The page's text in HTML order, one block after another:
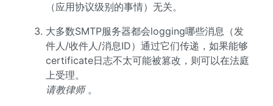
（应用协议级别的事情）无关。
大多数SMTP服务器都会logging哪些消息（发
件人/收件人/消息ID）通过它们传递，如果能够
certificate日志不太可能被篡改，则可以在法庭
上受理。
请教律师。